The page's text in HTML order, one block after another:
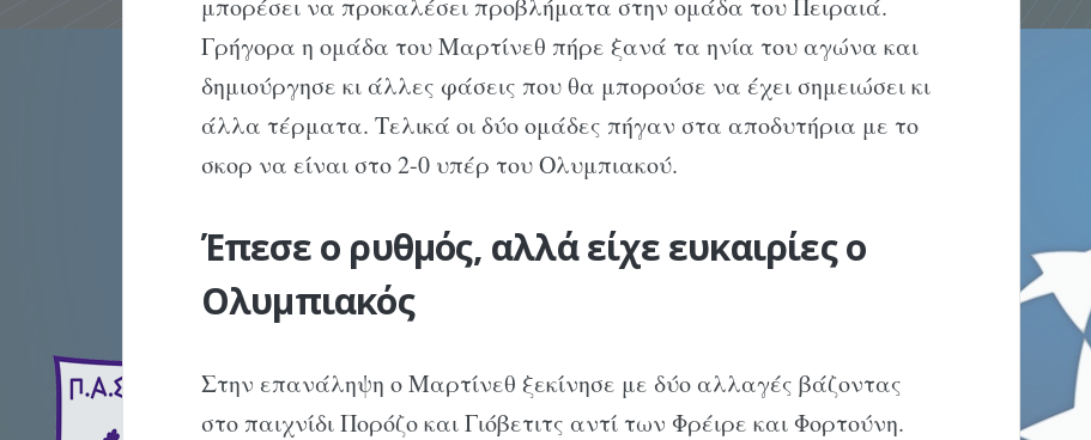
μπορέσει να προκαλέσει προβλήματα στην ομάδα του Πειραιά.
Γρήγορα η ομάδα του Μαρτίνεθ πήρε ξανά τα ηνία του αγώνα και
δημιούργησε κι άλλες φάσεις που θα μπορούσε να έχει σημειώσει κι
άλλα τέρματα. Τελικά οι δύο ομάδες πήγαν στα αποδυτήρια με το
σκορ να είναι στο 2-0 υπέρ του Ολυμπιακού.
Έπεσε ο ρυθμός, αλλά είχε ευκαιρίες ο
Ολυμπιακός
Στην επανάληψη ο Μαρτίνεθ ξεκίνησε με δύο αλλαγές βάζοντας
στο παιχνίδι Πορόζο και Γιόβετιτς αντί των Φρέιρε και Φορτούνη.